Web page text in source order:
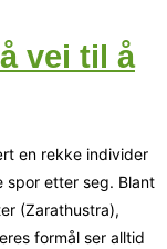
vei til å
en rekke individer
spor etter seg. Blant
(Zarathustra),
formål ser alltid